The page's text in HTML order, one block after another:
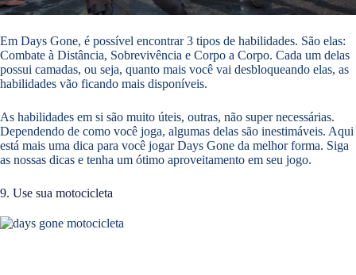
Em Days Gone, é possível encontrar 3 tipos de habilidades. São elas:
Combate à Distância, Sobrevivência e Corpo a Corpo. Cada um delas
possui camadas, ou seja, quanto mais você vai desbloqueando elas, as
habilidades vão ficando mais disponíveis.
As habilidades em si são muito úteis, outras, não super necessárias.
Dependendo de como você joga, algumas delas são inestimáveis. Aqui
está mais uma dica para você jogar Days Gone da melhor forma. Siga
as nossas dicas e tenha um ótimo aproveitamento em seu jogo.
9. Use sua motocicleta